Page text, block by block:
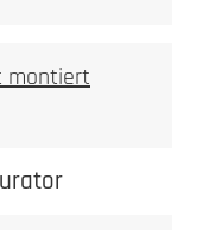
montiert